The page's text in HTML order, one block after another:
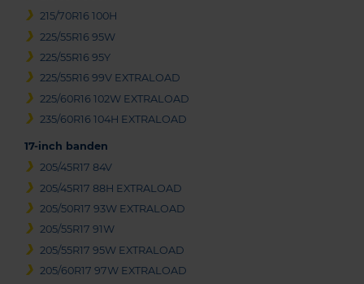
215/70R16 100H
225/55R16 95W
225/55R16 95Y
225/55R16 99V EXTRALOAD
225/60R16 102W EXTRALOAD
235/60R16 104H EXTRALOAD
17-inch banden
205/45R17 84V
205/45R17 88H EXTRALOAD
205/50R17 93W EXTRALOAD
205/55R17 91W
205/55R17 95W EXTRALOAD
205/60R17 97W EXTRALOAD